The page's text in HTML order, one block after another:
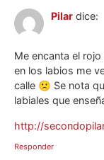
Pilar dice:
Me encanta el
en los labios me
calle 🙁 Se nota
labiales que
http://
Responder